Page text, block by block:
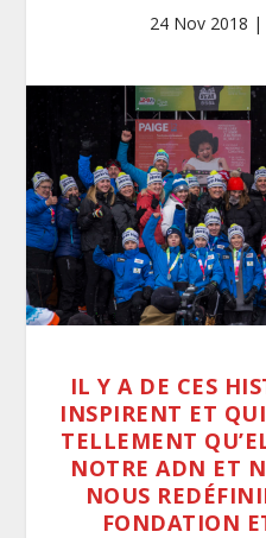
24 Nov 2018 |
IL Y A DE CES
INSPIRENT ET
TELLEMENT
NOTRE ADN ET
NOUS
FONDATION